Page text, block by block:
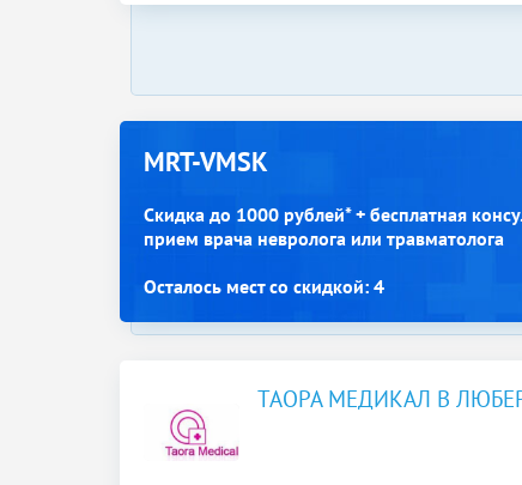
MRT-VMSK
Скидка до 1000 рублей* + бесплатная
прием врача невролога или травматолога
Осталось мест со скидкой: 4
ТАОРА МЕДИКАЛ В